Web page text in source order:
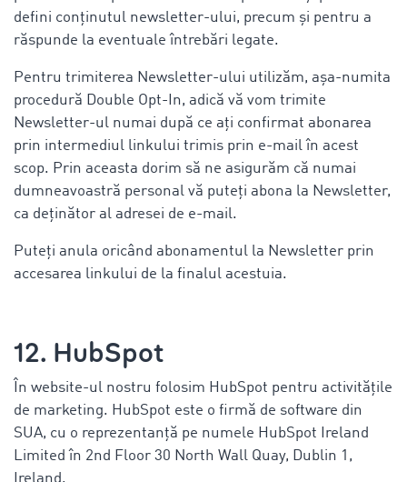
defini conținutul newsletter-ului, precum și pentru a
răspunde la eventuale întrebări legate.
Pentru trimiterea Newsletter-ului utilizăm, așa-numita
procedură Double Opt-In, adică vă vom trimite
Newsletter-ul numai după ce ați confirmat abonarea
prin intermediul linkului trimis prin e-mail în acest
scop. Prin aceasta dorim să ne asigurăm că numai
dumneavoastră personal vă puteți abona la Newsletter,
ca deținător al adresei de e-mail.
Puteți anula oricând abonamentul la Newsletter prin
accesarea linkului de la finalul acestuia.
12. HubSpot
În website-ul nostru folosim HubSpot pentru activitățile
de marketing. HubSpot este o firmă de software din
SUA, cu o reprezentanță pe numele HubSpot Ireland
Limited în 2nd Floor 30 North Wall Quay, Dublin 1,
Ireland.